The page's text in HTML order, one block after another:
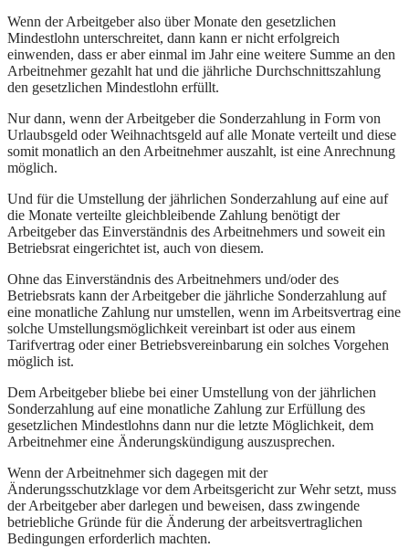
Wenn der Arbeitgeber also über Monate den gesetzlichen
Mindestlohn unterschreitet, dann kann er nicht erfolgreich
einwenden, dass er aber einmal im Jahr eine weitere Summe an den
Arbeitnehmer gezahlt hat und die jährliche Durchschnittszahlung
den gesetzlichen Mindestlohn erfüllt.
Nur dann, wenn der Arbeitgeber die Sonderzahlung in Form von
Urlaubsgeld oder Weihnachtsgeld auf alle Monate verteilt und diese
somit monatlich an den Arbeitnehmer auszahlt, ist eine Anrechnung
möglich.
Und für die Umstellung der jährlichen Sonderzahlung auf eine auf
die Monate verteilte gleichbleibende Zahlung benötigt der
Arbeitgeber das Einverständnis des Arbeitnehmers und soweit ein
Betriebsrat eingerichtet ist, auch von diesem.
Ohne das Einverständnis des Arbeitnehmers und/oder des
Betriebsrats kann der Arbeitgeber die jährliche Sonderzahlung auf
eine monatliche Zahlung nur umstellen, wenn im Arbeitsvertrag eine
solche Umstellungsmöglichkeit vereinbart ist oder aus einem
Tarifvertrag oder einer Betriebsvereinbarung ein solches Vorgehen
möglich ist.
Dem Arbeitgeber bliebe bei einer Umstellung von der jährlichen
Sonderzahlung auf eine monatliche Zahlung zur Erfüllung des
gesetzlichen Mindestlohns dann nur die letzte Möglichkeit, dem
Arbeitnehmer eine Änderungskündigung auszusprechen.
Wenn der Arbeitnehmer sich dagegen mit der
Änderungsschutzklage vor dem Arbeitsgericht zur Wehr setzt, muss
der Arbeitgeber aber darlegen und beweisen, dass zwingende
betriebliche Gründe für die Änderung der arbeitsvertraglichen
Bedingungen erforderlich machten.